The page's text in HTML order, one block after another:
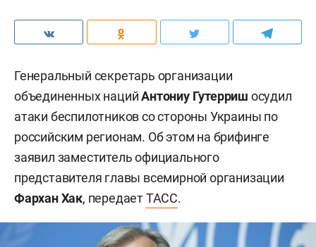
Генеральный секретарь организации
объединенных нацийАнтониу Гутерриш осудил
атаки беспилотников со стороны Украины по
российским регионам. Об этом на брифинге
заявил заместитель официального
представителя главы всемирной организации
Фархан Хак, передаетТАСС.